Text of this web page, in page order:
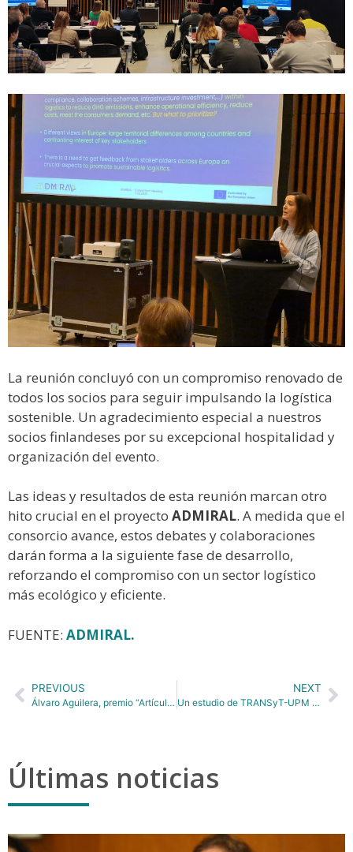
La reunión concluyó con un compromiso renovado de
todos los socios para seguir impulsando la logística
sostenible. Un agradecimiento especial a nuestros
socios finlandeses por su excepcional hospitalidad y
organización del evento.
Las ideas y resultados de esta reunión marcan otro
hito crucial en el proyecto ADMIRAL. A medida que el
consorcio avance, estos debates y colaboraciones
darán forma a la siguiente fase de desarrollo,
reforzando el compromiso con un sector logístico
más ecológico y eficiente.
FUENTE: ADMIRAL.
PREVIOUS
Álvaro Aguilera, premio “Artículo científico más citado con origen en una tesis doctoral desarrollada en la UPM”.
NEXT
Un estudio de TRANSyT-UPM examina el uso de motos compartidas en Madrid, considerando la duración del viaje, las zonas de bajas emisiones y la cercanía a puntos estratégicos
Últimas noticias